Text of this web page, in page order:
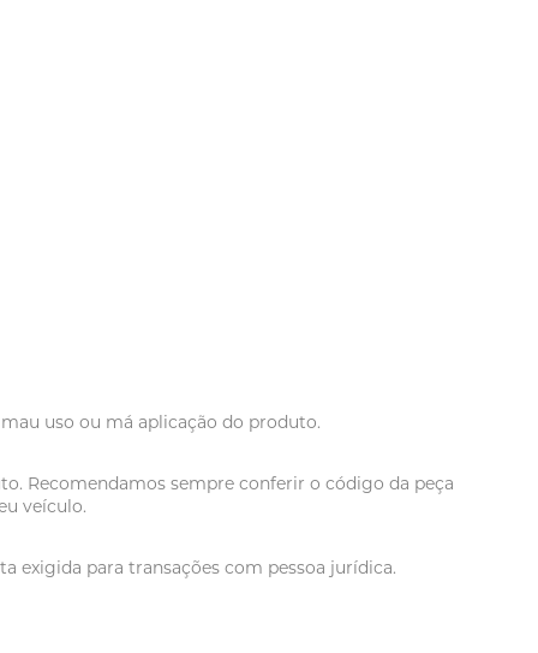
uso ou má aplicação do produto.
Recomendamos sempre conferir o código da peça
veículo.
exigida para transações com pessoa jurídica.